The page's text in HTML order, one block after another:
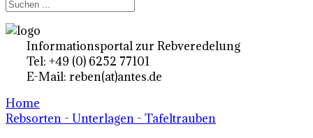
Informationsportal zur Rebveredelung
Tel: +49 (0) 6252 77101
E-Mail: reben(at)antes.de
Home
Rebsorten - Unterlagen - Tafeltrauben